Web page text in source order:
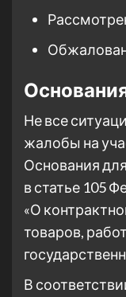
Не все
жалобы на
Основания
в статье 105
«О
товаров,
В